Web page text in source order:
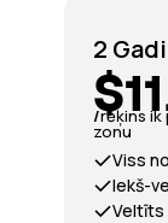
2 Gadi
/rēķins ik
zonu
Viss
Iekš-
Veltīts